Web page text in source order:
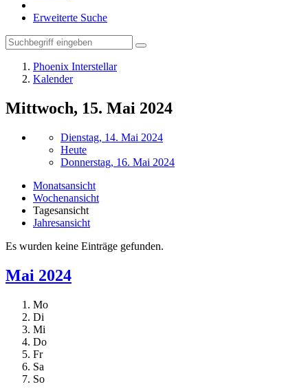
Erweiterte Suche
Phoenix Interstellar
Kalender
Mittwoch, 15. Mai 2024
Dienstag, 14. Mai 2024
Heute
Donnerstag, 16. Mai 2024
Monatsansicht
Wochenansicht
Tagesansicht
Jahresansicht
Es wurden keine Einträge gefunden.
Mai 2024
Mo
Di
Mi
Do
Fr
Sa
So